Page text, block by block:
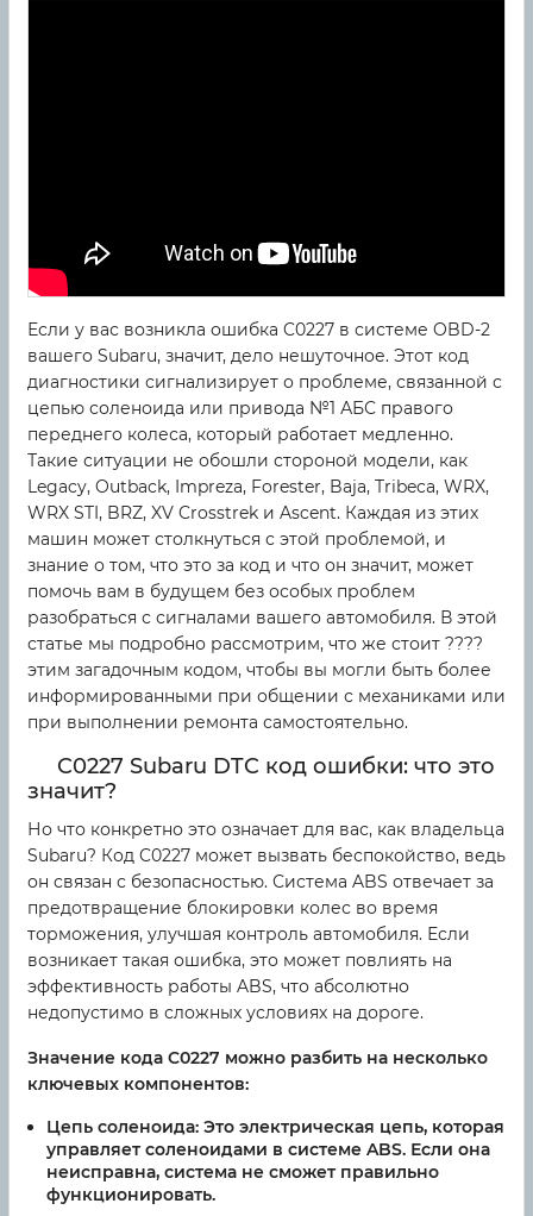
Если у вас возникла ошибка C0227 в системе OBD-2
вашего Subaru, значит, дело нешуточное. Этот код
диагностики сигнализирует о проблеме, связанной с
цепью соленоида или привода №1 АБС правого
переднего колеса, который работает медленно.
Такие ситуации не обошли стороной модели, как
Legacy, Outback, Impreza, Forester, Baja, Tribeca, WRX,
WRX STI, BRZ, XV Crosstrek и Ascent. Каждая из этих
машин может столкнуться с этой проблемой, и
знание о том, что это за код и что он значит, может
помочь вам в будущем без особых проблем
разобраться с сигналами вашего автомобиля. В этой
статье мы подробно рассмотрим, что же стоит ????
этим загадочным кодом, чтобы вы могли быть более
информированными при общении с механиками или
при выполнении ремонта самостоятельно.
C0227 Subaru DTC код ошибки: что это
значит?
Но что конкретно это означает для вас, как владельца
Subaru? Код C0227 может вызвать беспокойство, ведь
он связан с безопасностью. Система ABS отвечает за
предотвращение блокировки колес во время
торможения, улучшая контроль автомобиля. Если
возникает такая ошибка, это может повлиять на
эффективность работы ABS, что абсолютно
недопустимо в сложных условиях на дороге.
Значение кода C0227 можно разбить на несколько
ключевых компонентов:
Цепь соленоида: Это электрическая цепь, которая
управляет соленоидами в системе ABS. Если она
неисправна, система не сможет правильно
функционировать.